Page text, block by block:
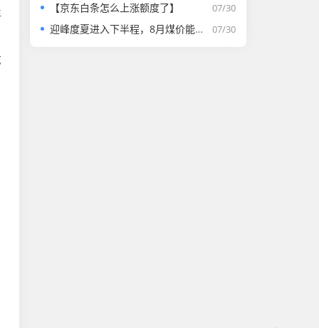
07/30
【京东白条怎么上涨额度了】
07/30
迎峰度夏进入下半程，8月煤价能否走强？